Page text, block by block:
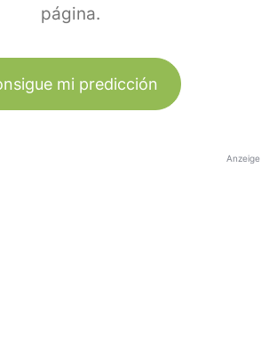
página.
mi predicción
Anzeige